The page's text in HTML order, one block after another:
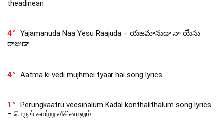
theadinean
4
Yajamanuda Naa Yesu Raajuda – యజమానుడా నా యేసు
రాజుడా
4 Aatma ki vedi mujhmei tyaar hai song lyrics
1
Perungkaatru veesinalum Kadal konthalithalum song lyrics
– பெருங் காற்று வீசினாலும்